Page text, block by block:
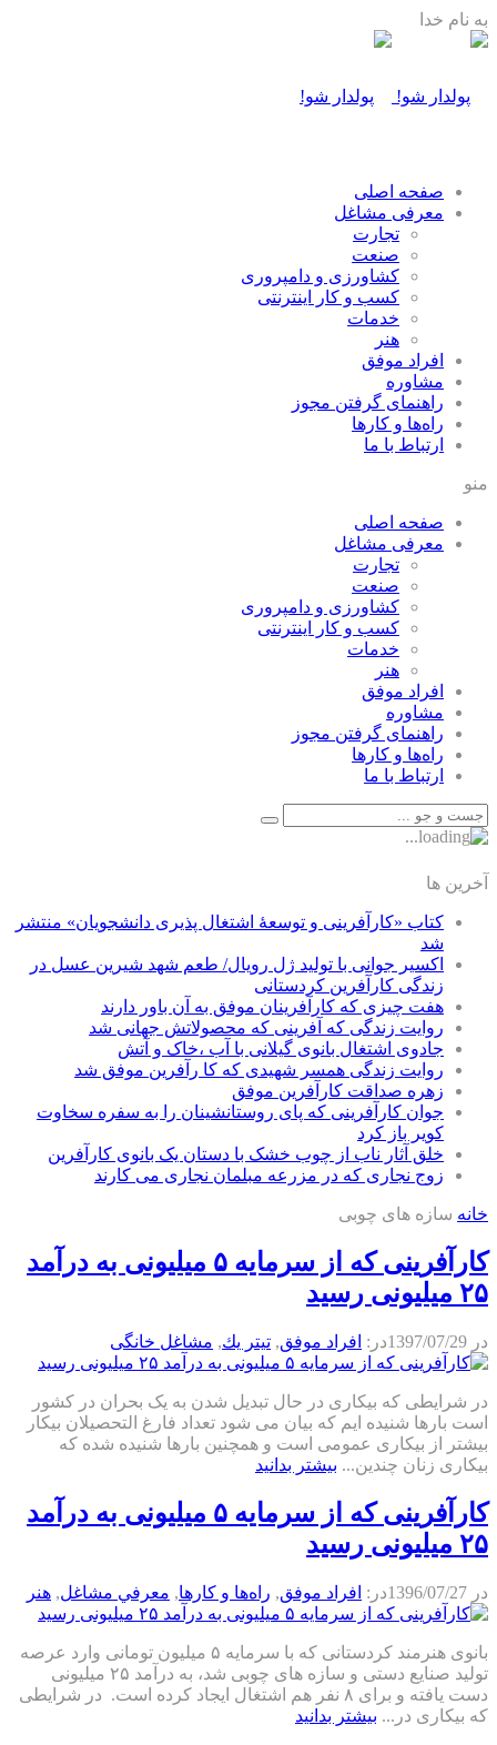
به نام خدا
صفحه اصلی
معرفی مشاغل
تجارت
صنعت
كشاورزی و دامپروری
كسب و كار اينترنتی
خدمات
هنر
افراد موفق
مشاوره
راهنمای گرفتن مجوز
راه‌ها و كارها
ارتباط با ما
منو
صفحه اصلی
معرفی مشاغل
تجارت
صنعت
كشاورزی و دامپروری
كسب و كار اينترنتی
خدمات
هنر
افراد موفق
مشاوره
راهنمای گرفتن مجوز
راه‌ها و كارها
ارتباط با ما
آخرین ها
کتاب «کارآفرینی و توسعۀ اشتغال پذیری دانشجویان» منتشر
شد
اکسیر جوانی با تولید ژل رویال/ طعم شهد شیرین عسل‌ در
زندگی کارآفرین کردستانی
هفت چیزی که کارآفرینان موفق به آن باور دارند
روایت زندگی که آفرینی که محصولاتش جهانی شد
جادوی اشتغال بانوی گیلانی با آب ،خاک و آتش
روایت زندگی همسر شهیدی که کا رآفرین موفق شد
زهره صداقت کارآفرین موفق
جوان کارآفرینی که پای روستانشینان را به سفره سخاوت
کویر باز کرد
خلق آثار ناب از چوب خشک با دستان یک بانوی کارآفرین
زوج نجاری که در مزرعه مبلمان نجاری می کارند
خانه سازه های چوبی
کارآفرینی که از سرمایه ۵ میلیونی به درآمد
۲۵ میلیونی رسید
در 1397/07/29در: افراد موفق, تيتر يك, مشاغل خانگی
در شرایطی که بیکاری در حال تبدیل شدن به یک بحران در کشور
است بارها شنیده ایم که بیان می شود تعداد فارغ التحصیلان بیکار
بیشتر از بیکاری عمومی است و همچنین بارها شنیده شده که
بیکاری زنان چندین... بیشتر بدانید
کارآفرینی که از سرمایه ۵ میلیونی به درآمد
۲۵ میلیونی رسید
در 1396/07/27در: افراد موفق, راه‌ها و كارها, معرفي مشاغل, هنر
بانوی هنرمند کردستانی که با سرمایه ۵ میلیون تومانی وارد عرصه
تولید صنایع دستی و سازه های چوبی شد، به درآمد ۲۵ میلیونی
دست یافته و برای ۸ نفر هم اشتغال ایجاد کرده است. در شرایطی
که بیکاری در... بیشتر بدانید